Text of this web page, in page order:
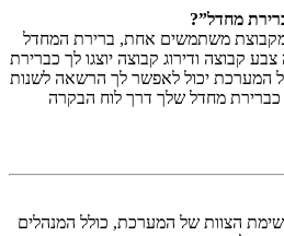
מחדל”?
משתמשים אחת, ברירת המחדל
קבוצה ודירוג קבוצה יוצגו לך כברירת
המערכת יכול לאפשר לך הרשאה לשנות
מחדל שלך דרך לוח הבקרה
הצוות של המערכת, כולל המנהלים